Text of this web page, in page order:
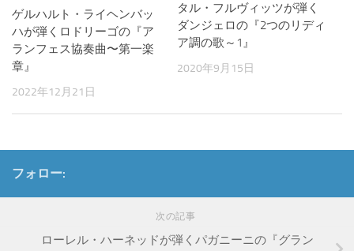
ゲルハルト・ライヘンバッ
ハが弾くロドリーゴの『ア
ランフェス協奏曲〜第一楽
章』
2022年12月21日
タル・フルヴィッツが弾く
ダンジェロの『2つのリディ
ア調の歌～1』
2020年9月15日
フォロー:
次の記事
ローレル・ハーネッドが弾くパガニーニの『グラン